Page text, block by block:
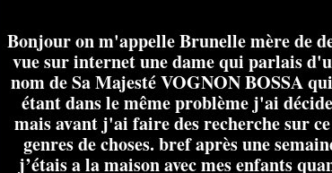
Bonjour on m'appelle Brunelle mère de
vue sur internet une dame qui parlais
nom de Sa Majesté VOGNON BOSSA
étant dans le même problème j'ai
mais avant j'ai faire des recherche sur
genres de choses. bref après une
j’étais a la maison avec mes enfants